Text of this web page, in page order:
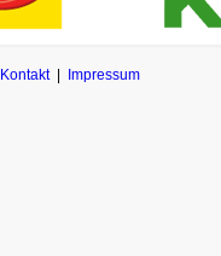
Kontakt| Impressum